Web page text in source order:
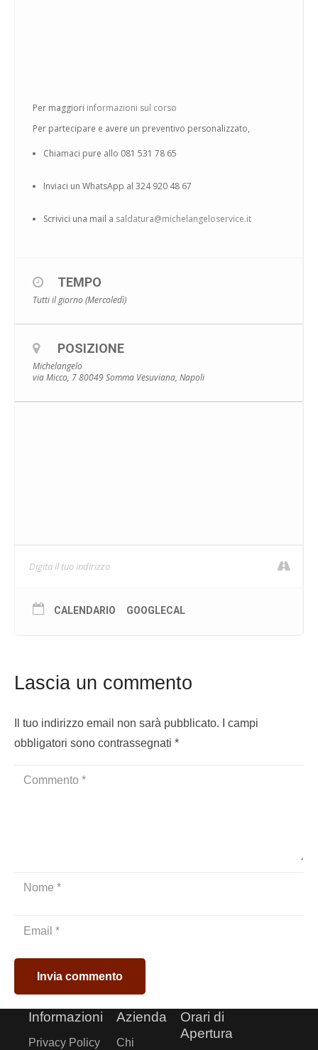
Per maggiori informazioni sul corso
Per partecipare e avere un preventivo personalizzato,
Chiamaci pure allo 081 531 78 65
Inviaci un WhatsApp al 324 920 48 67
Scrivici una mail a saldatura@michelangeloservice.it
TEMPO
Tutti il giorno (Mercoledì)
POSIZIONE
Michelangelo
via Micco, 7 80049 Somma Vesuviana, Napoli
CALENDARIO GOOGLECAL
Lascia un commento
Il tuo indirizzo email non sarà pubblicato.
I campi
obbligatori sono contrassegnati *
Invia commento
Informazioni
Privacy Policy
Azienda
Chi
Orari di
Apertura